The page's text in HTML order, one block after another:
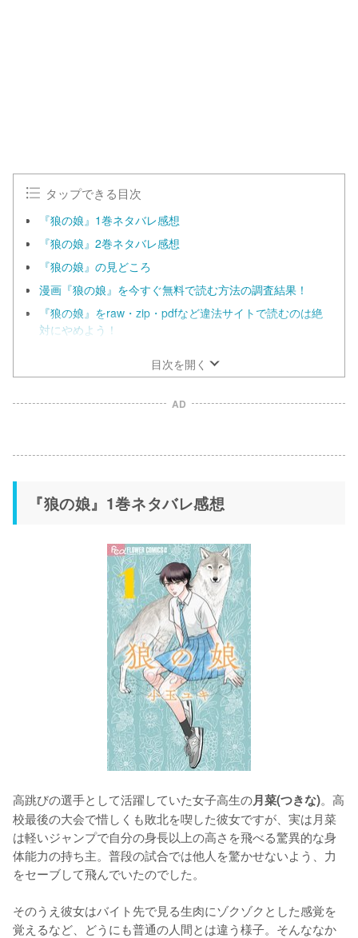
タップできる目次
『狼の娘』1巻ネタバレ感想
『狼の娘』2巻ネタバレ感想
『狼の娘』の見どころ
漫画『狼の娘』を今すぐ無料で読む方法の調査結果！
『狼の娘』をraw・zip・pdfなど違法サイトで読むのは絶
対にやめよう！
目次を開く
AD
『狼の娘』1巻ネタバレ感想
高跳びの選手として活躍していた女子高生の月菜(つきな)。高
校最後の大会で惜しくも敗北を喫した彼女ですが、実は月菜
は軽いジャンプで自分の身長以上の高さを飛べる驚異的な身
体能力の持ち主。普段の試合では他人を驚かせないよう、力
をセーブして飛んでいたのでした。
そのうえ彼女はバイト先で見る生肉にゾクゾクとした感覚を
覚えるなど、どうにも普通の人間とは違う様子。そんななか